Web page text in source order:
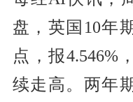
盘，英国10年
点，报4.546%
续走高。两年